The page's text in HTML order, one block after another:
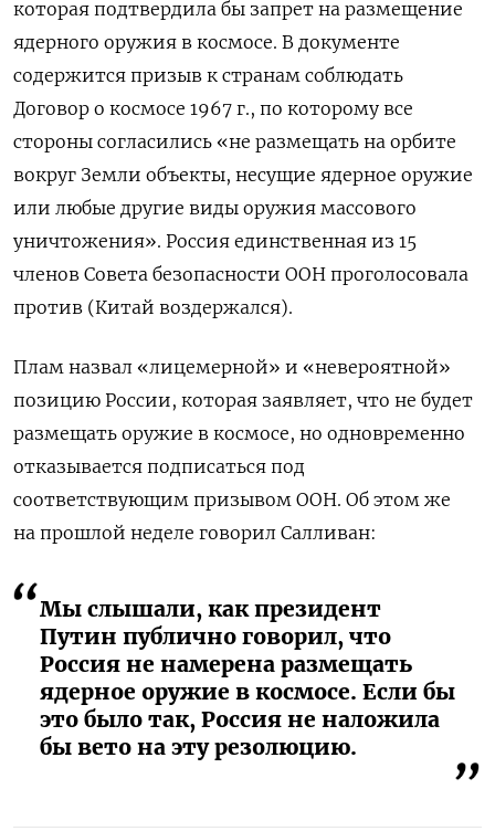
которая подтвердила бы запрет на размещение
ядерного оружия в космосе. В документе
содержится призыв к странам соблюдать
Договор о космосе 1967 г., по которому все
стороны согласились «не размещать на орбите
вокруг Земли объекты, несущие ядерное оружие
или любые другие виды оружия массового
уничтожения». Россия единственная из 15
членов Совета безопасности ООН проголосовала
против (Китай воздержался).
Плам назвал «лицемерной» и «невероятной»
позицию России, которая заявляет, что не будет
размещать оружие в космосе, но одновременно
отказывается подписаться под
соответствующим призывом ООН. Об этом же
на прошлой неделе говорил Салливан:
Мы слышали, как президент
Путин публично говорил, что
Россия не намерена размещать
ядерное оружие в космосе. Если бы
это было так, Россия не наложила
бы вето на эту резолюцию.